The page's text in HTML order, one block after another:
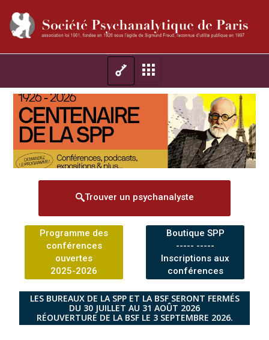
Trouver un psychanalyste
Programme des
conférences
ouvertes
2025-2026
Boutique SPP
----- -----
Inscriptions aux
conférences
LES BUREAUX DE LA SPP ET LA BSF SERONT FERMÉS
DU 30 JUILLET AU 31 AOÛT 2026
RÉOUVERTURE DE LA BSF LE 3 SEPTEMBRE 2026.